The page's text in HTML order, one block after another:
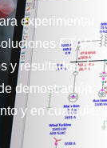
experimentar
ETAP.
y resultados de
demostración
y en cualquier